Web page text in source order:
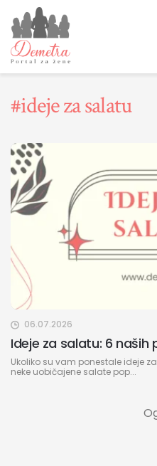
#ideje za salatu
06.07.2026
Ideje za salatu: 6
Ukoliko su vam ponestale ideje
neke uobičajene salate pop...